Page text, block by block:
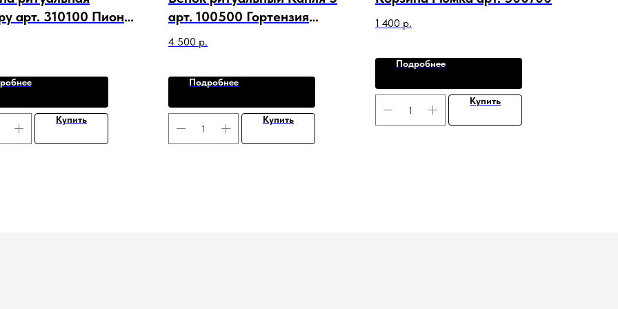
арт. 310100 Пион
Купить
арт. 100500 Гортензия
Лилия Люпин Гвоздика Роза
Пальма Лист
4 500 р.
Подробнее
Купить
1 400 р.
Подробнее
Купить